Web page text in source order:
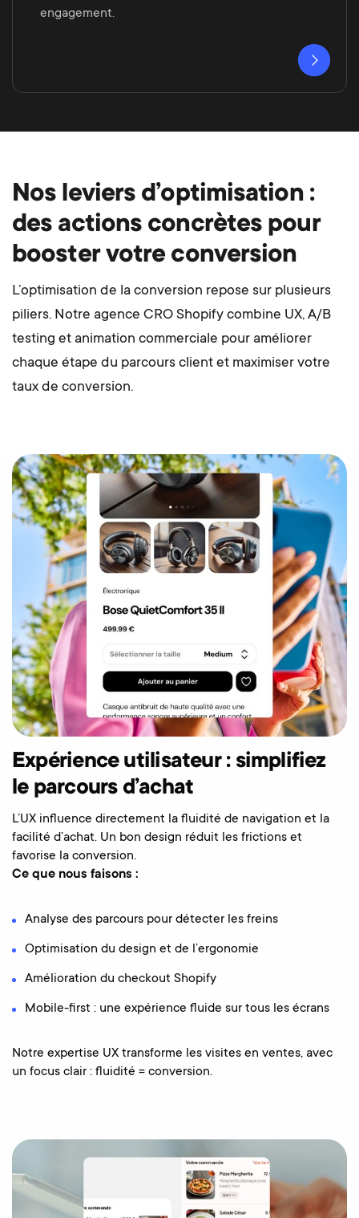
engagement.
Nos leviers d’optimisation :
des actions concrètes pour
booster votre conversion
L’optimisation de la conversion repose sur plusieurs
piliers. Notre agence CRO Shopify combine UX, A/B
testing et animation commerciale pour améliorer
chaque étape du parcours client et maximiser votre
taux de conversion.
Expérience utilisateur : simplifiez
le parcours d’achat
L’UX influence directement la fluidité de navigation et la
facilité d’achat. Un bon design réduit les frictions et
favorise la conversion.
Ce que nous faisons :
Analyse des parcours pour détecter les freins
Optimisation du design et de l’ergonomie
Amélioration du checkout Shopify
Mobile-first : une expérience fluide sur tous les écrans
Notre expertise UX transforme les visites en ventes, avec
un focus clair : fluidité = conversion.